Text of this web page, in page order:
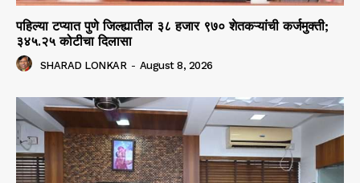
पहिल्या टप्यात पुणे जिल्ह्यातील ३८ हजार ९७० शेतकऱ्यांची कर्जमुक्ती;
३४५.२५ कोटीचा दिलासा
SHARAD LONKAR - August 8, 2026